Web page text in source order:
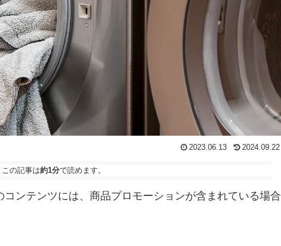
2023.06.13 2024.09.22
この記事は約1分で読めます。
ンテンツには、商品プロモーションが含まれている場合